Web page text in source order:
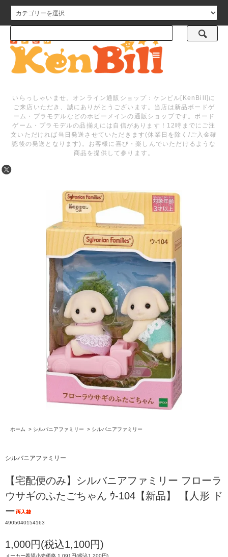
メニュー
いらっしゃいませ。オンライン通販ショップ：ケンビル[KenBill]に
ご来店いただき、誠にありがとうございます。当店は新品ボードゲ
ーム・プラモデルなどのホビーメインの通販ショップです。ボード
ゲーム・プラモデルの品揃えには自信があります！12時までにご注
文いただければ当日発送させていただきます(休業日を除く/ご入金確
認後の発送となります)。お客様に喜び・楽しんでいただけるような
商品を提供して参ります。
ホーム > シルバニアファミリー > シルバニアファミリー
シルバニアファミリー
【宅配便のみ】シルバニアファミリー フローラ
ウサギのふたごちゃん ｳ-104【新品】 【人形 ド
ー
4905040154163
1,000円(税込1,100円)
メーカー希望小売価格 1,091円(税込1,200円)